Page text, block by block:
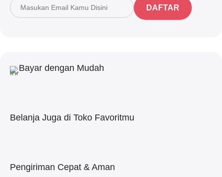
DAFTAR
Bayar dengan Mudah
Belanja Juga di Toko Favoritmu
Pengiriman Cepat & Aman